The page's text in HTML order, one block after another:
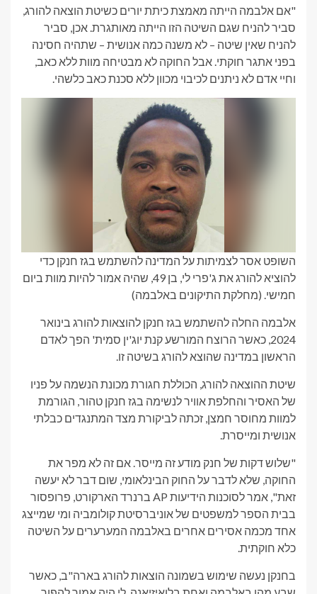
"אם אלבמה הייתה מאמצת כיתת יורים כשיטת הוצאה להורג,
סביר להניח שגם השיטה הזו הייתה מאותגרת. אכן, סביר
להניח שאין שיטה – לא משנה כמה אנושית – שתהיה חסינה
בפני אתגר חוקתי. אבל החוקה לא מבטיחה מוות ללא כאב,
וחיי אדם לא ניתנים לכיבוי מכוון ללא סכנת כאב כלשהי.
השופט אסר לצמיתות על המדינה להשתמש בגז חנקן כדי
להוציא להורג את ג'פרי לי, בן 49, שהיה אמור להיות מוות ביום
חמישי. (מחלקת התיקונים באלבמה)
אלבמה החלה להשתמש בגז חנקן להוצאות להורג בינואר
2024, כאשר הרוצח המורשע קנת יוג'ין סמית' הפך לאדם
הראשון במדינה שהוצא להורג בשיטה זו.
שיטת ההוצאה להורג, הכוללת חגורת מכונת הנשמה על פניו
של האסיר והחלפת אוויר לנשימה בגז חנקן טהור, הגורמת
למוות מחוסר חמצן, זכתה לביקורת מצד המתנגדים כבלתי
אנושית ומייסרת.
"שלוש דקות של חנק מודע זה מייסר. אם זה לא מפר את
החוקה, שלא לדבר על החוק הבינלאומי, שום דבר לא יעשה
זאת", אמר לסוכנות הידיעות AP ברנרד הארקורט, פרופסור
בבית הספר למשפטים של אוניברסיטת קולומביה ומי שמייצג
אחד מכמה אסירים אחרים באלבמה המערערים על השיטה
כלא חוקתית.
בחנקן נעשה שימוש בשמונה הוצאות להורג בארה"ב, כאשר